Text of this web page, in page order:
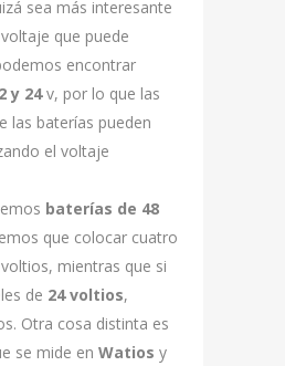
sea más interesante
que puede
encontrar
y 24v, por lo que las
las baterías pueden
el voltaje
baterías de 48
que colocar cuatro
mientras que si
de 24 voltios,
Otra cosa distinta es
se mide en Watios y